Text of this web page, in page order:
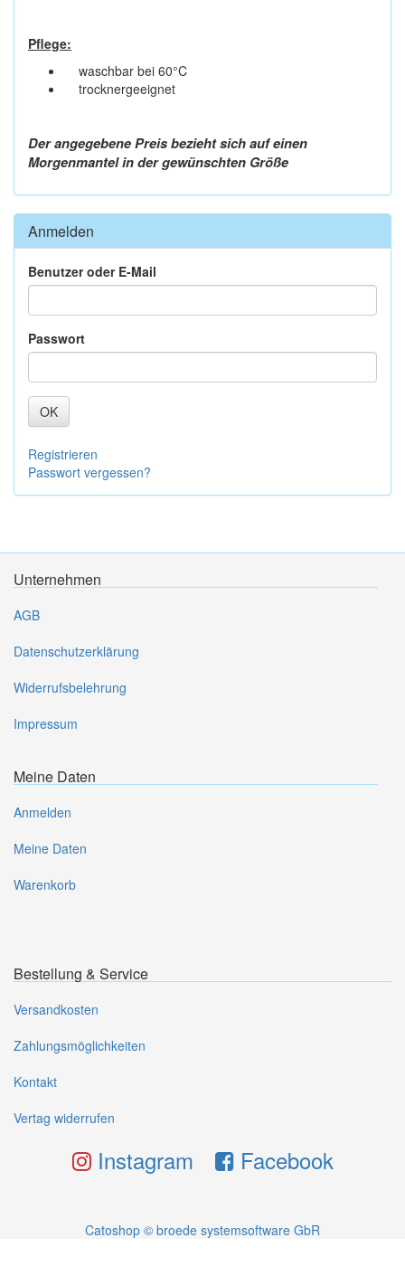
Pflege:
waschbar bei 60°C
trocknergeeignet
Der angegebene Preis bezieht sich auf einen
Morgenmantel in der gewünschten Größe
Anmelden
Benutzer oder E-Mail
Passwort
OK
Registrieren
Passwort vergessen?
Unternehmen
AGB
Datenschutzerklärung
Widerrufsbelehrung
Impressum
Meine Daten
Anmelden
Meine Daten
Warenkorb
Bestellung & Service
Versandkosten
Zahlungsmöglichkeiten
Kontakt
Vertag widerrufen
Instagram Facebook
Catoshop © broede systemsoftware GbR